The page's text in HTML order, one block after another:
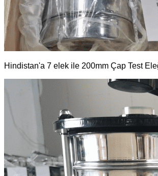
Hindistan'a 7 elek ile 200mm Çap Test